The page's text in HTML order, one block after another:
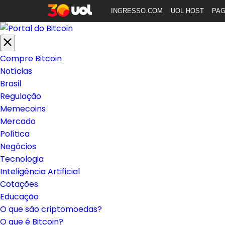
INGRESSO.COM UOL HOST
Compre Bitcoin
Notícias
Brasil
Regulação
Memecoins
Mercado
Política
Negócios
Tecnologia
Inteligência Artificial
Cotações
Educação
O que são criptomoedas?
O que é Bitcoin?